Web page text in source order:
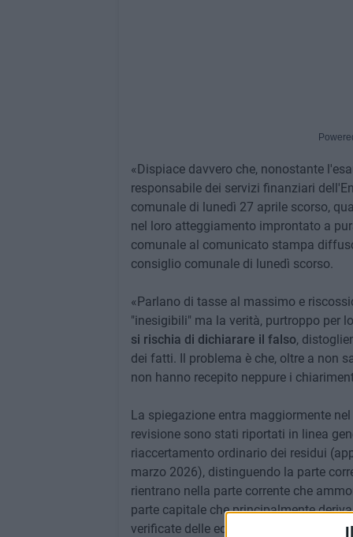
«Dispiace davvero che, nonostante
responsabile dei servizi finanziari
comunale di lunedì 27 aprile scorso,
nel loro atteggiamento improntato a
comunale al comunicato stampa
consiglio comunale di lunedì scorso.
«Parlano di tasse al massimo e
"inesigibili" ma la verità, purtroppo per
si rischia di dichiarare il falso,
dei fatti. Il problema è che, oltre a non
non hanno recepito neppure i
La spiegazione entra maggiormente
revisione sono stati riportati in linea
riaccertamento ordinario dei residui
marzo 2026), distinguendo la parte
rientrano nella parte corrente che
parte capitale che principalmente
verificate delle economie.